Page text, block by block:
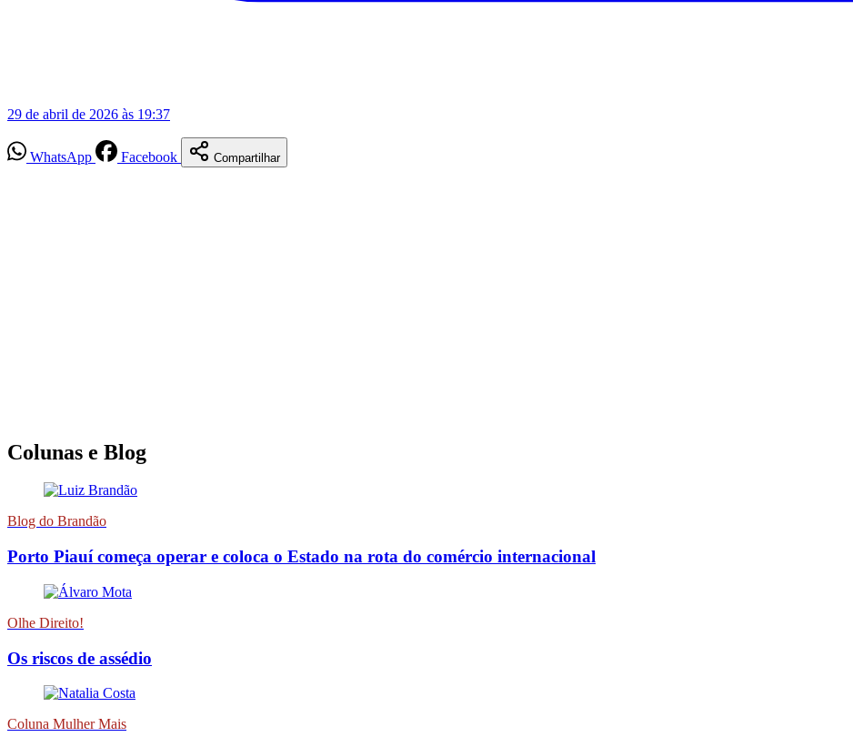
29 de abril de 2026 às 19:37
WhatsApp Facebook Compartilhar
Colunas e Blog
Blog do Brandão
Porto Piauí começa operar e coloca o Estado na rota do comércio internacional
Olhe Direito!
Os riscos de assédio
Coluna Mulher Mais